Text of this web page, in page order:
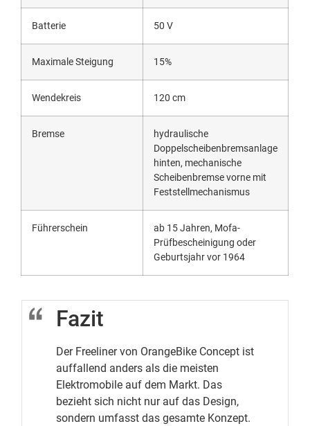
Batterie 50 V
Maximale Steigung 15%
Wendekreis 120 cm
Bremse
hydraulische
Doppelscheibenbremsanlage
hinten, mechanische
Scheibenbremse vorne mit
Feststellmechanismus
Führerschein
ab 15 Jahren, Mofa-
Prüfbescheinigung oder
Geburtsjahr vor 1964
Fazit
Der Freeliner von OrangeBike Concept ist
auffallend anders als die meisten
Elektromobile auf dem Markt. Das
bezieht sich nicht nur auf das Design,
sondern umfasst das gesamte Konzept.